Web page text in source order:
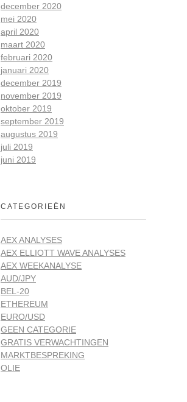
december 2020
mei 2020
april 2020
maart 2020
februari 2020
januari 2020
december 2019
november 2019
oktober 2019
september 2019
augustus 2019
juli 2019
juni 2019
CATEGORIEËN
AEX ANALYSES
AEX ELLIOTT WAVE ANALYSES
AEX WEEKANALYSE
AUD/JPY
BEL-20
ETHEREUM
EURO/USD
GEEN CATEGORIE
GRATIS VERWACHTINGEN
MARKTBESPREKING
OLIE